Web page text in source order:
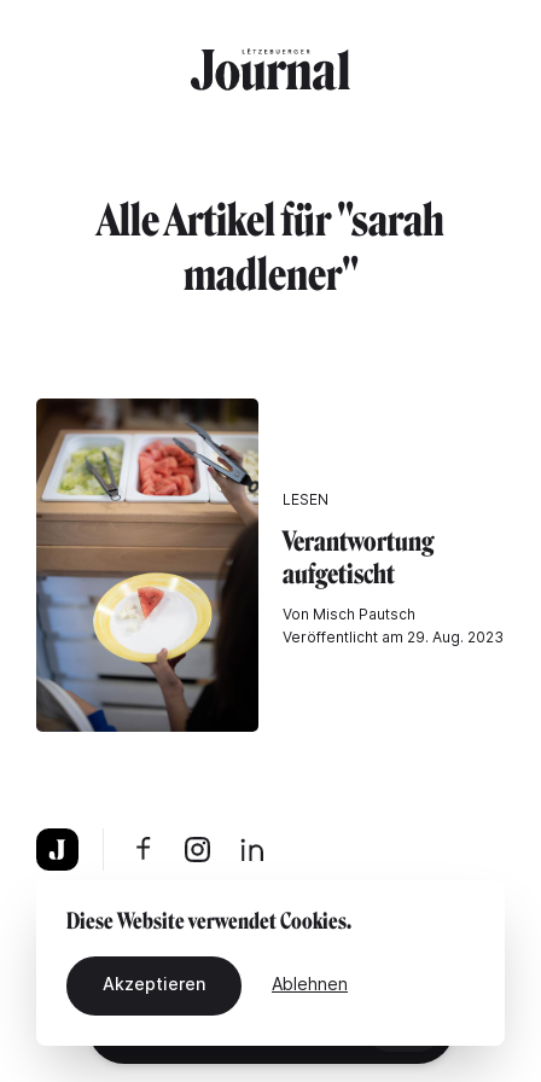
Alle Artikel für "sarah
madlener"
LESEN
Verantwortung
aufgetischt
Von Misch Pautsch
Veröffentlicht am 29. Aug. 2023
Über uns Rechtshinweis Kontaktiere uns
Diese Website verwendet Cookies.
Akzeptieren Ablehnen